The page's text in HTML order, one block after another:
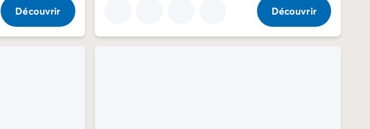
Découvrir Découvrir